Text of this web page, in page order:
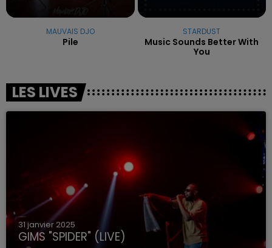
MAUVAIS DJO
Pile
STARDUST
Music Sounds Better With
You
LES LIVES
31 janvier 2025
GIMS "SPIDER" (LIVE)